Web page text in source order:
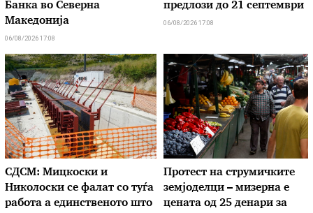
Банка во Северна
Македонија
06/08/2026 17:08
предлози до 21 септември
06/08/2026 17:08
СДСМ: Мицкоски и
Николоски се фалат со туѓа
работа а единственото што
Протест на струмичките
земјоделци – мизерна е
цената од 25 денари за